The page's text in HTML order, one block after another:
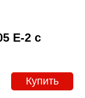
Е-2 с
Купить